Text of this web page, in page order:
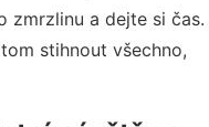
zmrzlinu a dejte si čas.
stihnout všechno,